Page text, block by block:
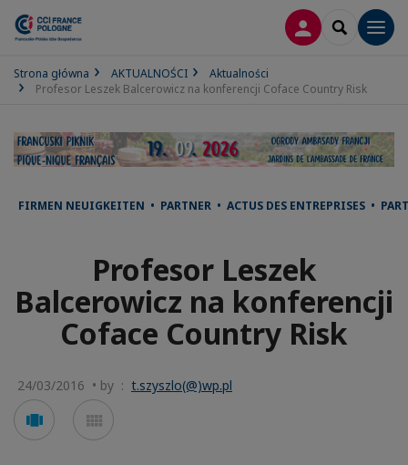
LOGOWANIE
SEARCH
Strona główna AKTUALNOŚCI
Aktualności
Profesor Leszek Balcerowicz na konferencji Coface Country Risk
FIRMEN NEUIGKEITEN • PARTNER • ACTUS DES ENTREPRISES •
Profesor Leszek
Balcerowicz na konferencji
Coface Country Risk
24/03/2016 • by : t.szyszlo(@)wp.pl
Voir
en
en